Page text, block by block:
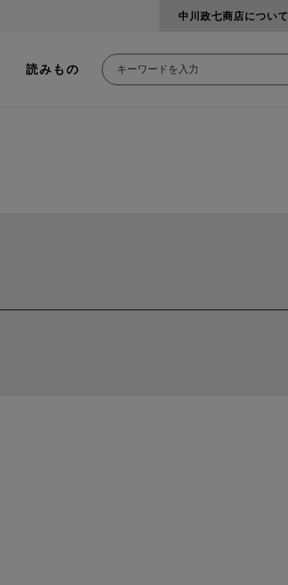
中川政七商店について
読みもの